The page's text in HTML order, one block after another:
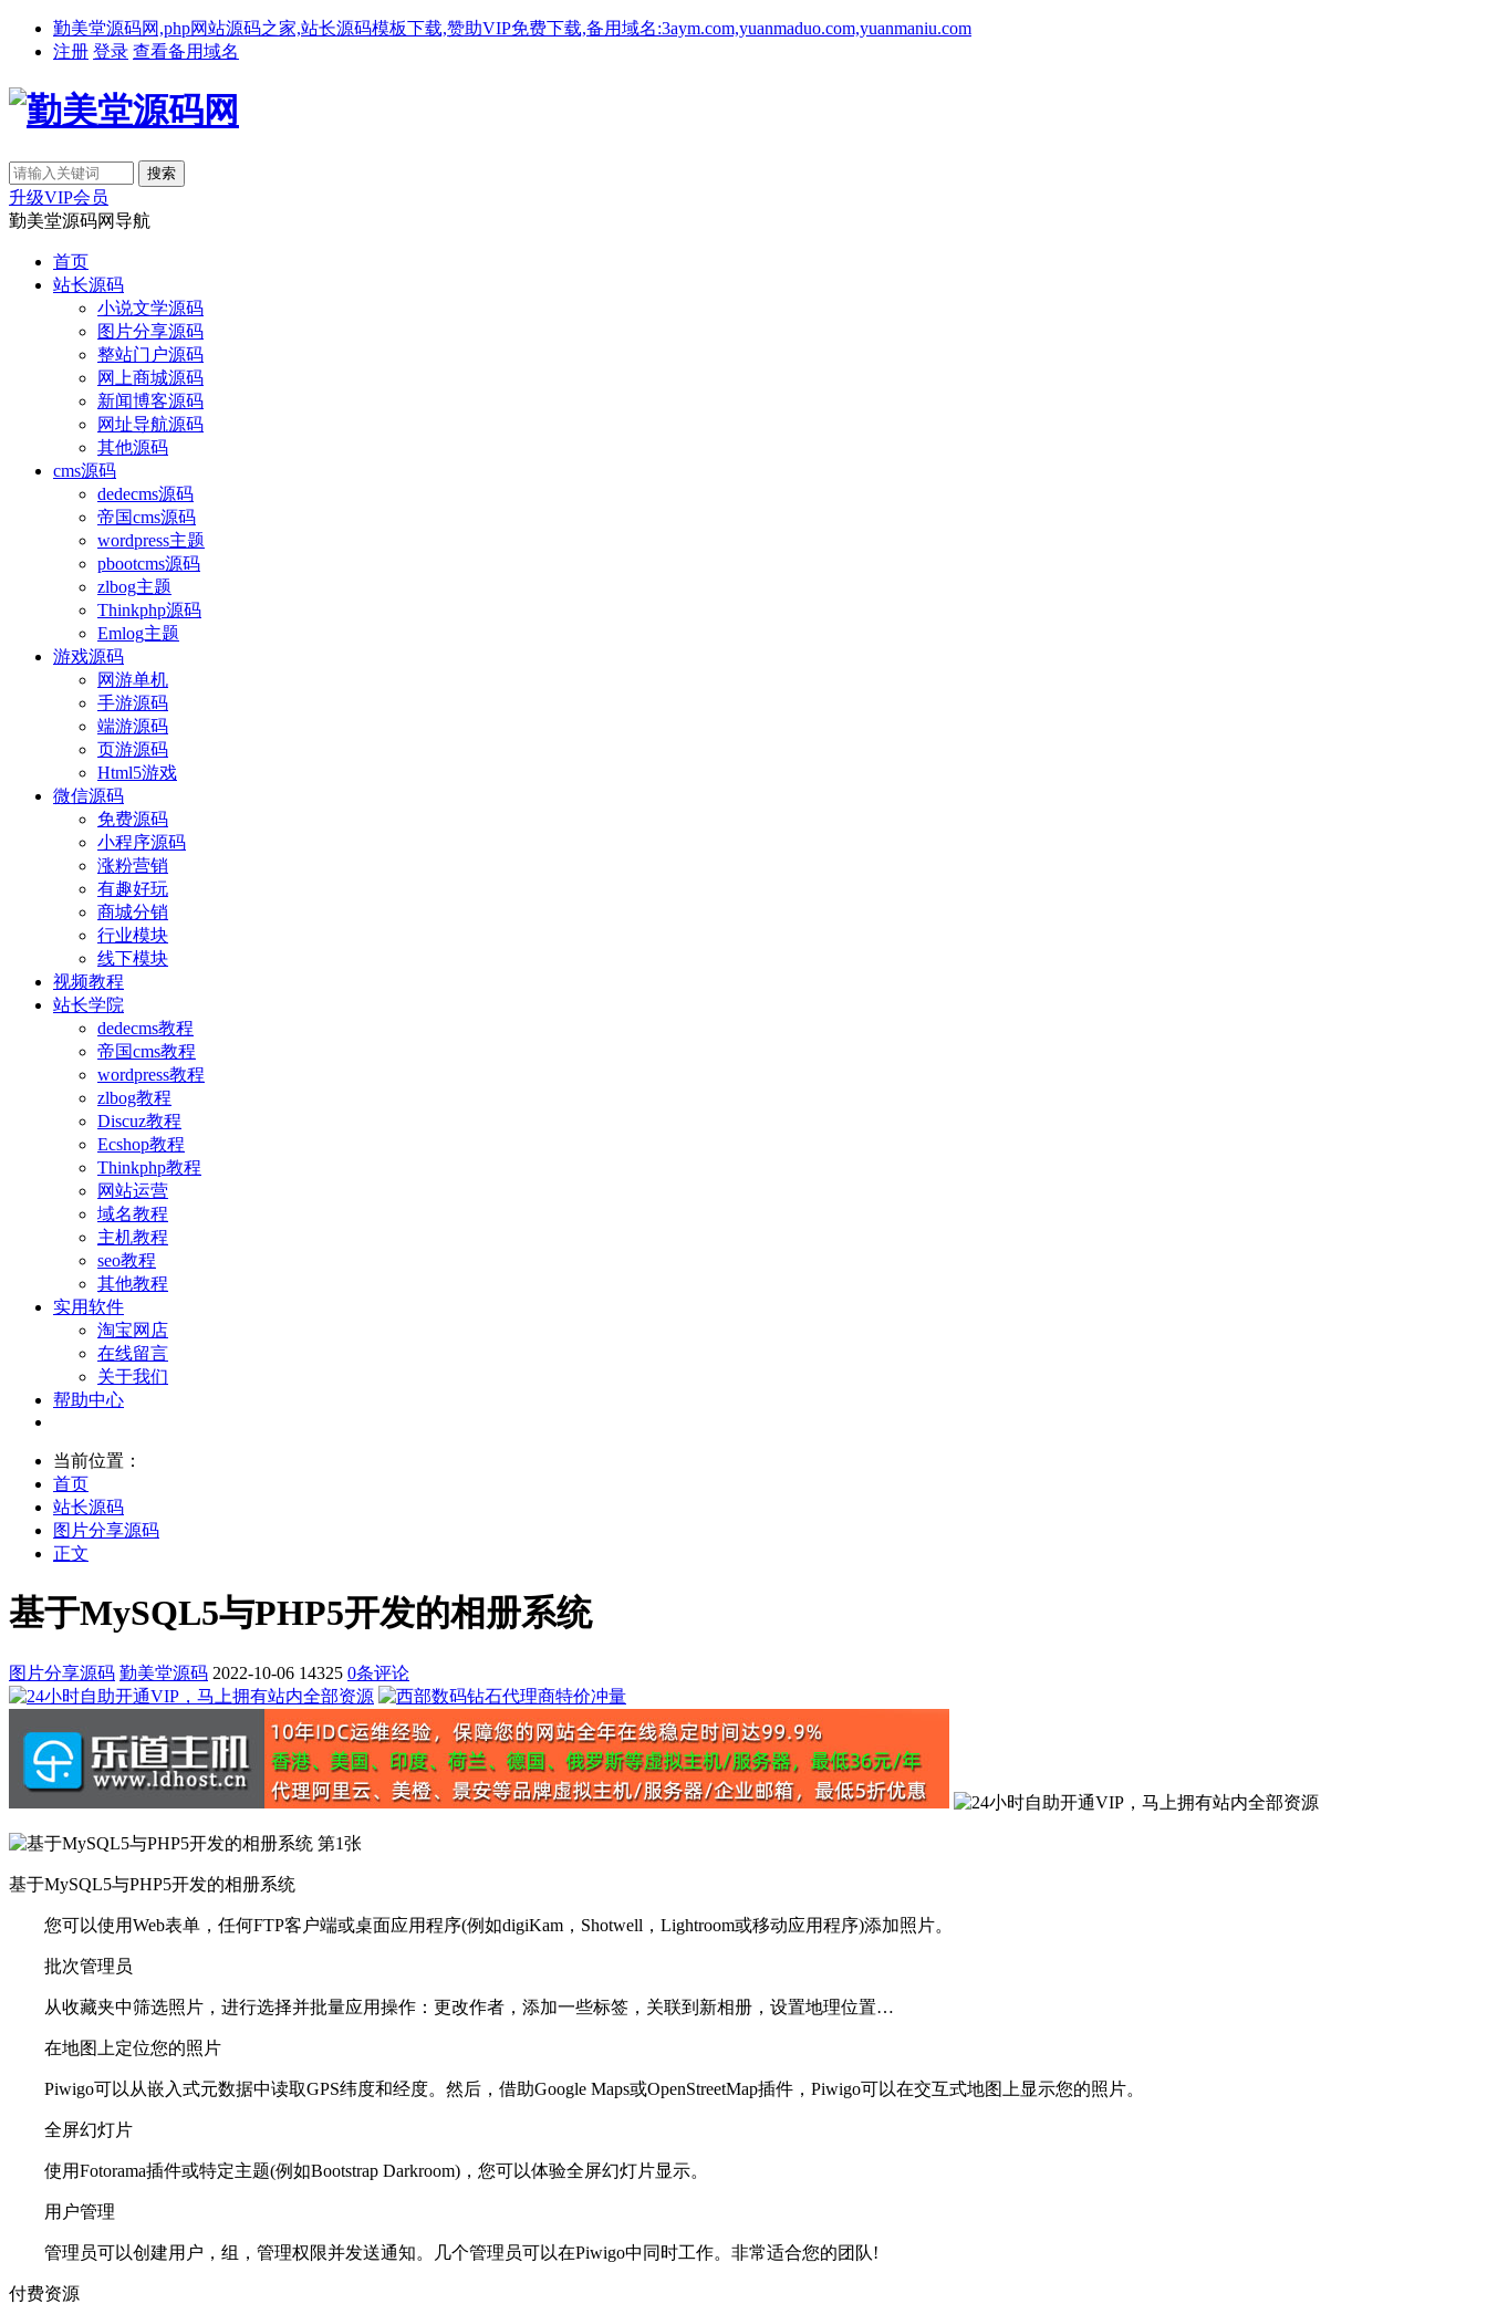
勤美堂源码网,php网站源码之家,站长源码模板下载,赞助VIP免费下载,备用域名:3aym.com,yuanmaduo.com,yuanmaniu.com
注册 登录 查看备用域名
升级VIP会员
勤美堂源码网导航
首页
站长源码
小说文学源码
图片分享源码
整站门户源码
网上商城源码
新闻博客源码
网址导航源码
其他源码
cms源码
dedecms源码
帝国cms源码
wordpress主题
pbootcms源码
zlbog主题
Thinkphp源码
Emlog主题
游戏源码
网游单机
手游源码
端游源码
页游源码
Html5游戏
微信源码
免费源码
小程序源码
涨粉营销
有趣好玩
商城分销
行业模块
线下模块
视频教程
站长学院
dedecms教程
帝国cms教程
wordpress教程
zlbog教程
Discuz教程
Ecshop教程
Thinkphp教程
网站运营
域名教程
主机教程
seo教程
其他教程
实用软件
淘宝网店
在线留言
关于我们
帮助中心
当前位置：
首页
站长源码
图片分享源码
正文
基于MySQL5与PHP5开发的相册系统
图片分享源码 勤美堂源码 2022-10-06 14325 0条评论
基于MySQL5与PHP5开发的相册系统
您可以使用Web表单，任何FTP客户端或桌面应用程序(例如digiKam，Shotwell，Lightroom或移动应用程序)添加照片。
批次管理员
从收藏夹中筛选照片，进行选择并批量应用操作：更改作者，添加一些标签，关联到新相册，设置地理位置…
在地图上定位您的照片
Piwigo可以从嵌入式元数据中读取GPS纬度和经度。然后，借助Google Maps或OpenStreetMap插件，Piwigo可以在交互式地图上显示您的照片。
全屏幻灯片
使用Fotorama插件或特定主题(例如Bootstrap Darkroom)，您可以体验全屏幻灯片显示。
用户管理
管理员可以创建用户，组，管理权限并发送通知。几个管理员可以在Piwigo中同时工作。非常适合您的团队!
付费资源